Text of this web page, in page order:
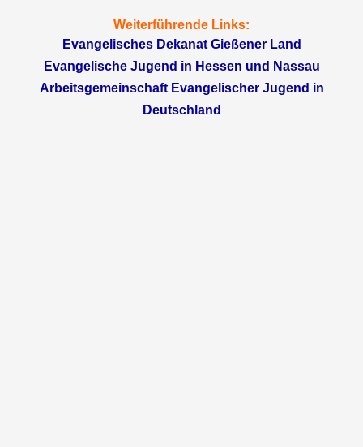
Weiterführende Links:
Evangelisches Dekanat Gießener Land
Evangelische Jugend in Hessen und Nassau
Arbeitsgemeinschaft Evangelischer Jugend in
Deutschland